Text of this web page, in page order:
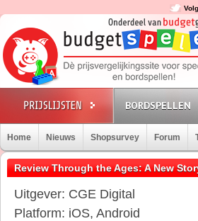
BORDSPELLEN
Home Nieuws Shopsurvey Forum
Review Through the Ages: A New
Uitgever: CGE Digital
Platform: iOS, Android